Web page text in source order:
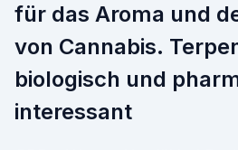
für das Aroma und
von Cannabis.
biologisch und
interessant